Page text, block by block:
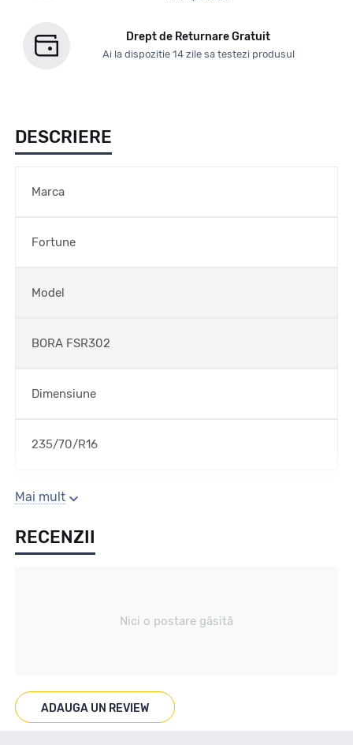
Drept de Returnare Gratuit
Ai la dispozitie 14 zile sa testezi produsul
DESCRIERE
Marca
Fortune
Model
BORA FSR302
Dimensiune
235/70/R16
Sezon
VARA
Marcat M+S
Mai mult
RECENZII
Nici o postare găsită
ADAUGA UN REVIEW